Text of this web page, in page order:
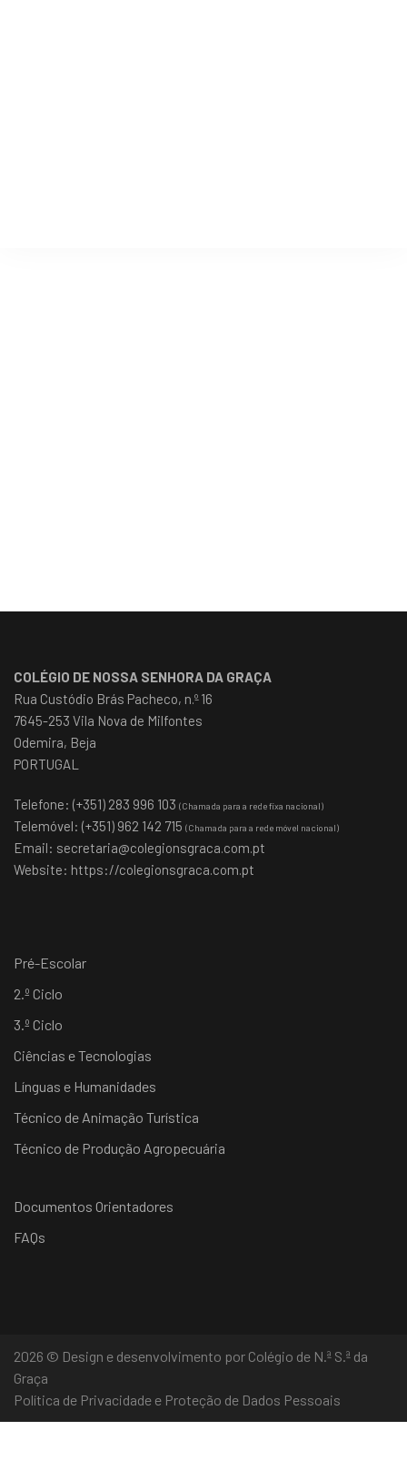
COLÉGIO DE NOSSA SENHORA DA GRAÇA
Rua Custódio Brás Pacheco, n.º 16
7645-253 Vila Nova de Milfontes
Odemira, Beja
PORTUGAL
Telefone: (+351) 283 996 103 (Chamada para a rede fixa nacional)
Telemóvel: (+351) 962 142 715 (Chamada para a rede móvel nacional)
Email: secretaria@colegionsgraca.com.pt
Website: https://colegionsgraca.com.pt
Pré-Escolar
2.º Ciclo
3.º Ciclo
Ciências e Tecnologias
Línguas e Humanidades
Técnico de Animação Turística
Técnico de Produção Agropecuária
Documentos Orientadores
FAQs
2026 © Design e desenvolvimento por Colégio de N.ª S.ª da
Graça
Política de Privacidade e Proteção de Dados Pessoais